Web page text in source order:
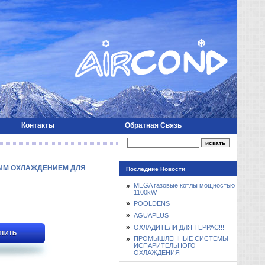
Контакты Обратная Связь
ОХЛАЖДЕНИЕМ ДЛЯ Последние Новости
»
MEGA газовые котлы мощностью
1100kW
» POOLDENS
» AGUAPLUS
» ОХЛАДИТЕЛИ ДЛЯ ТЕРРАС!!!
»
ПРОМЫШЛЕННЫЕ СИСТЕМЫ
ИСПАРИТЕЛЬНОГО
ОХЛАЖДЕНИЯ